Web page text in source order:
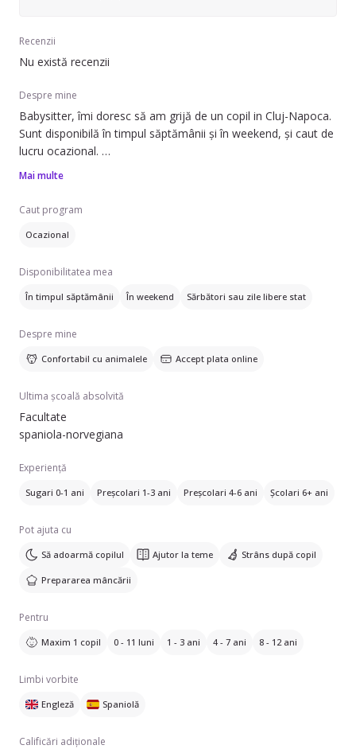
Recenzii
Nu există recenzii
Despre mine
Babysitter, îmi doresc să am grijă de un copil in Cluj-Napoca.
Sunt disponibilă în timpul săptămânii și în weekend, și caut de
lucru ocazional.
un ajutor de încredere, mă puteți contacta.☺️
Mai multe
Caut program
Ocazional
Disponibilitatea mea
În timpul săptămânii În weekend Sărbători sau zile libere stat
Despre mine
Confortabil cu animalele Accept plata online
Ultima școală absolvită
Facultate
spaniola-norvegiana
Experiență
Sugari 0-1 ani Preșcolari 1-3 ani Preșcolari 4-6 ani Școlari 6+ ani
Pot ajuta cu
Să adoarmă copilul Ajutor la teme Strâns după copil
Prepararea mâncării
Pentru
Maxim 1 copil 0 - 11 luni 1 - 3 ani 4 - 7 ani 8 - 12 ani
Limbi vorbite
Engleză Spaniolă
Calificări adiționale